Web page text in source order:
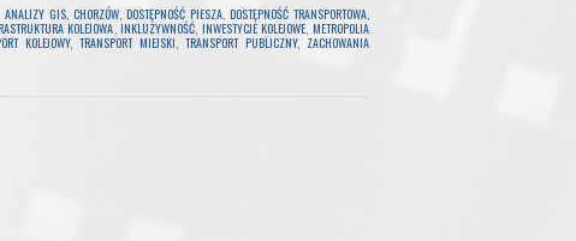
ANALIZY GIS, CHORZÓW, DOSTĘPNOŚĆ PIESZA, DOSTĘPNOŚĆ TRANSPORTOWA,
KOLEJOWA,INKLUZYWNOŚĆ, INWESTYCJE KOLEJOWE,METROPOLIA
KOLEJOWY, TRANSPORT MIEJSKI, TRANSPORT PUBLICZNY, ZACHOWANIA